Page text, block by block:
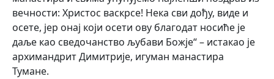
вечности: Христос васкрсе! Нека сви дођу, виде и
осете, јер онај који осети ову благодат носиће је
даље као сведочанство љубави Божје“ – истакао је
архимандрит Димитрије, игуман манастира
Тумане.